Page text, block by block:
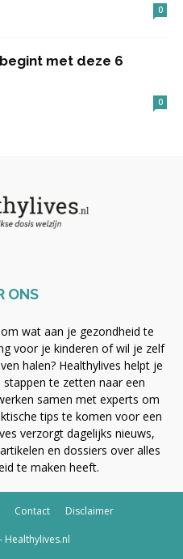
0
met deze 6
0
ONS
wat aan je gezondheid te
voor je kinderen of wil je zelf
halen? Healthylives helpt je
te zetten naar een
samen met experts om
tips te komen voor een
verzorgt dagelijks nieuws,
en dossiers over alles
te maken heeft.
Contact Disclaimer
Healthylives.nl